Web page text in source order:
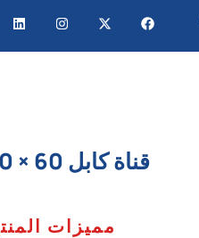
قناة كابل 60 × 40 مم
مميزات